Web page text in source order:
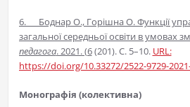
6. Боднар О., Горішна О. Функції
загальної середньої освіти в умовах
педагога. 2021. (6(201). С. 5–10. URL:
https://doi.org/10.33272/2522-9729-
Монографія (колективна)